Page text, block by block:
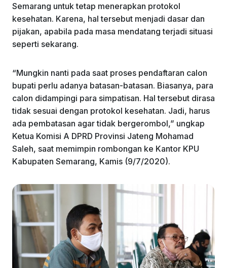
Semarang untuk tetap menerapkan protokol
kesehatan. Karena, hal tersebut menjadi dasar dan
pijakan, apabila pada masa mendatang terjadi situasi
seperti sekarang.
“Mungkin nanti pada saat proses pendaftaran calon
bupati perlu adanya batasan-batasan. Biasanya, para
calon didampingi para simpatisan. Hal tersebut dirasa
tidak sesuai dengan protokol kesehatan. Jadi, harus
ada pembatasan agar tidak bergerombol,” ungkap
Ketua Komisi A DPRD Provinsi Jateng Mohamad
Saleh, saat memimpin rombongan ke Kantor KPU
Kabupaten Semarang, Kamis (9/7/2020).